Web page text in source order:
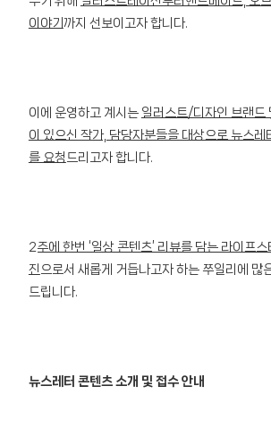
이야기 까지 선보이고자 합니다.
이에 운영하고 계시는 일러스트/디자인 브랜드
이 있으신 작가, 담당자분들을 대상으로 뉴스레
를 요청드리고자 합니다.
2주에 한번 ‘일상 콘텐츠’ 리뷰를 담는 라이프
진 으로서 새롭게 거듭나고자 하는 쭈일리에 많
드립니다.
뉴스레터 콘텐츠 소개 및 접수 안내